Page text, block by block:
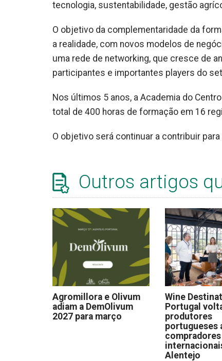
tecnologia, sustentabilidade, gestão
O objetivo da complementaridade da
a realidade, com novos modelos de
uma rede de networking, que cresce de
participantes e importantes players do
Nos últimos 5 anos, a Academia do
total de 400 horas de formação em 16
O objetivo será continuar a contribuir
Outros artigos
Agromillora e Olivum
adiam a DemOlivum
2027 para março
Wine
Portugal
produtores
portugueses
compradores
Alentejo